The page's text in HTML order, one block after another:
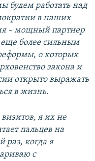
будем работать над
в наших
– мощный партнер
более сильным
о которых
закона и
открыто выражать
в жизнь.
я их не
пальцев на
раз, когда я
с